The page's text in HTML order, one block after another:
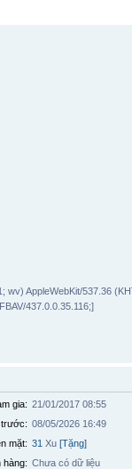
wv) AppleWebKit/537.36
437.0.0.35.116;]
gia: 21/01/2017 08:55
trước: 08/05/2026 16:49
mặt: 31 Xu [Tặng]
hàng: Chưa có dữ liệu